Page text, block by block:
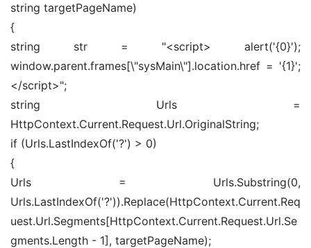
string targetPageName)
{
string str = "<script> alert('{0}');
window.parent.frames[\"sysMain\"].location.href = '{1}';
</script>";
string Urls =
HttpContext.Current.Request.Url.OriginalString;
if (Urls.LastIndexOf('?') > 0)
{
Urls = Urls.Substring(0,
Urls.LastIndexOf('?')).Replace(HttpContext.Current.Req
uest.Url.Segments[HttpContext.Current.Request.Url.Se
gments.Length - 1], targetPageName);